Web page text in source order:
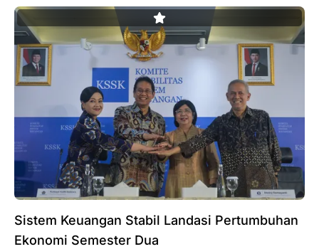
Sistem Keuangan Stabil Landasi Pertumbuhan
Ekonomi Semester Dua